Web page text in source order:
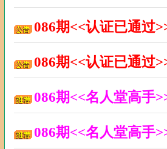
086期<<认证已通
086期<<认证已通过
086期<<名人堂高手
086期<<名人堂高手